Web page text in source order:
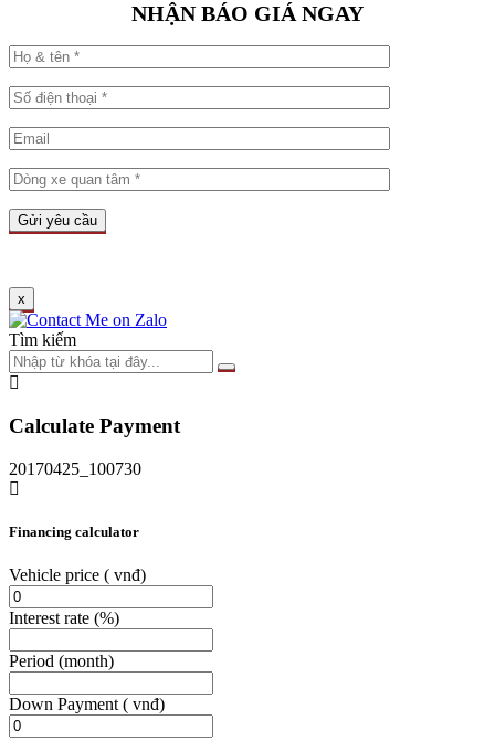
NHẬN BÁO GIÁ NGAY
x
Tìm kiếm
Calculate Payment
20170425_100730
Financing calculator
Vehicle price ( vnđ)
Interest rate (%)
Period (month)
Down Payment ( vnđ)